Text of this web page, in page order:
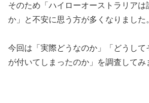
そのため「ハイローオーストラリアは
か」と不安に思う方が多くなりました
今回は「実際どうなのか」「どうして
が付いてしまったのか」を調査してみ